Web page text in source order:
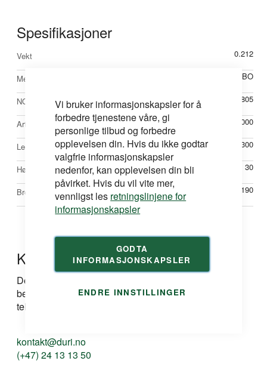
Vi bruker informasjonskapsler for å
forbedre tjenestene våre, gi
personlige tilbud og forbedre
opplevelsen din. Hvis du ikke godtar
valgfrie informasjonskapsler
nedenfor, kan opplevelsen din bli
påvirket. Hvis du vil vite mer,
vennligst les retningslinjene for
informasjonskapsler
GODTA
INFORMASJONSKAPSLER
ENDRE INNSTILLINGER
Spesifikasjoner
Mer
informasjon
Vekt 0.212
Merke METABO
NOBBNr 54450805
Artikkelnr M629023000
Lengde mm 300
Høyde mm 30
Bredde mm 190
Kontakt oss
Dersom du har spørsmål om produkt, løsning eller
bestilling kan du ta kontakt med oss på e-post eller
telefon:
kontakt@duri.no
(+47) 24 13 13 50